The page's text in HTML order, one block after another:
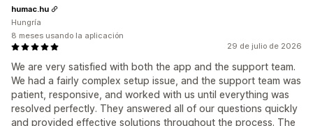
29 de julio de 2026
We are very satisfied with both the app and the support team.
We had a fairly complex setup issue, and the support team was
patient, responsive, and worked with us until everything was
resolved perfectly. They answered all of our questions quickly
and provided effective solutions throughout the process. The
humac.hu
Hungría
8 meses usando la aplicación